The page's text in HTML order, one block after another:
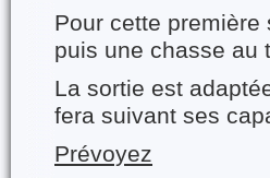
Pour cette
puis une chasse au
La sortie est
fera suivant ses
Prévoyez